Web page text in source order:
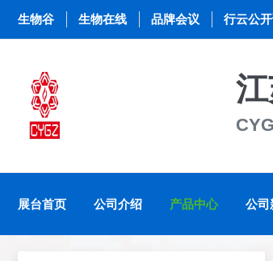
生物谷 生物在线 品牌会议 行云公
展台首页 公司介绍 产品中心 公司